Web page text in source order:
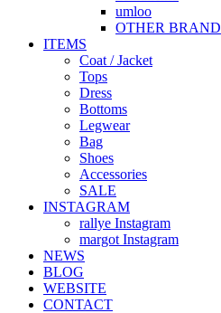
umloo
OTHER BRAND
ITEMS
Coat / Jacket
Tops
Dress
Bottoms
Legwear
Bag
Shoes
Accessories
SALE
INSTAGRAM
rallye Instagram
margot Instagram
NEWS
BLOG
WEBSITE
CONTACT